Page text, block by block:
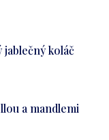
koláč
a mandlemi